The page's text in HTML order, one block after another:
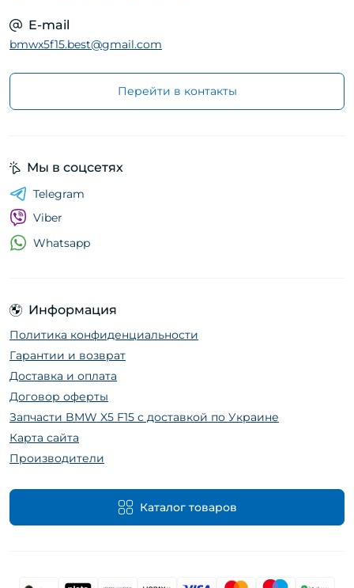
E-mail
bmwx5f15.best@gmail.com
Перейти в контакты
Информация
Политика конфиденциальности
Гарантии и возврат
Доставка и оплата
Договор оферты
Запчасти BMW X5 F15 с доставкой по Украине
Карта сайта
Производители
Каталог товаров
Мы в соцсетях
Telegram
Viber
Whatsapp